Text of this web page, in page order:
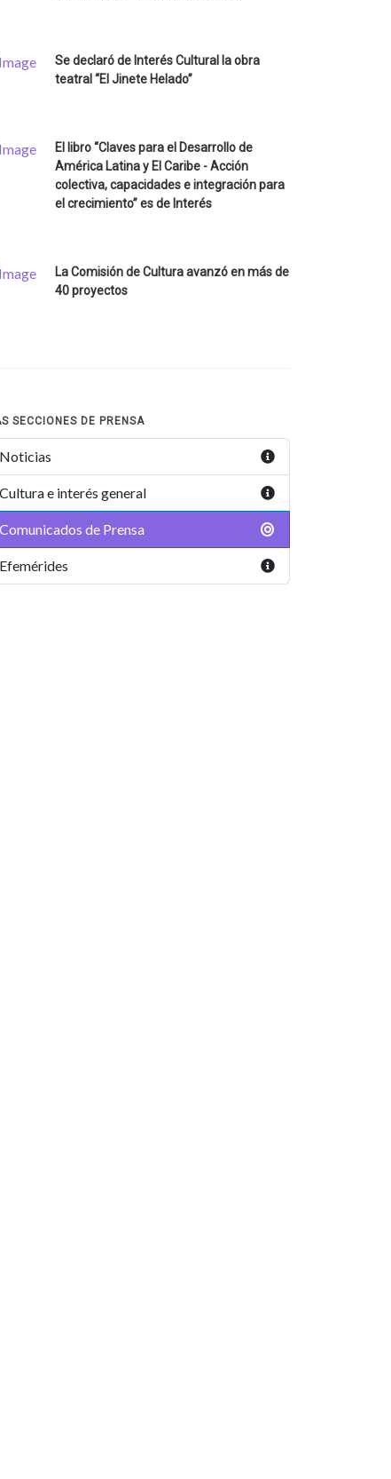
Se declaró de Interés Cultural la obra
teatral “El Jinete Helado”
El libro “Claves para el Desarrollo de
América Latina y El Caribe - Acción
colectiva, capacidades e integración para
el crecimiento” es de Interés
La Comisión de Cultura avanzó en más de
40 proyectos
SECCIONES DE PRENSA
Noticias
Cultura e interés general
Comunicados de Prensa
Efemérides